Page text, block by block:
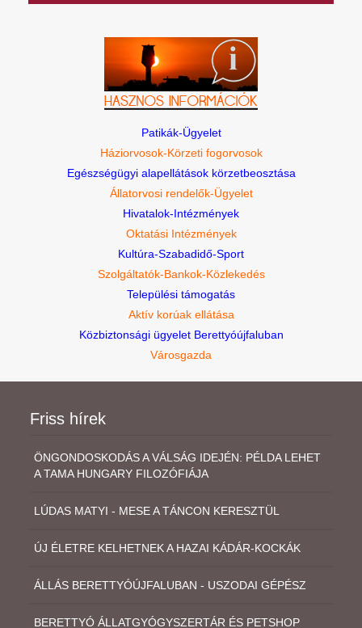
Patikák-Ügyelet
Háziorvosok-Körzeti fogorvosok
Egészségügyi alapellátások körzetbeosztása
Állatorvosi rendelők-Ügyelet
Hivatalok-Intézmények
Oktatási Intézmények
Kultúra-Szabadidő-Sport
Szolgáltatók-Bankok-Közlekedés
Települési támogatás
Aktív korúak ellátása
Közbiztonsági ügyelet Berettyóújfaluban
Városgazda
Friss hírek
ÖNGONDOSKODÁS A VÁLSÁG IDEJÉN: PÉLDA LEHET
A TAMA HUNGARY FILOZÓFIÁJA
LÚDAS MATYI - MESE A TÁNCON KERESZTÜL
ÚJ ÉLETRE KELHETNEK A HAZAI KÁDÁR-KOCKÁK
ÁLLÁS BERETTYÓÚJFALUBAN - USZODAI GÉPÉSZ
BERETTYÓ ÁLLATGYÓGYSZERTÁR ÉS PETSHOP